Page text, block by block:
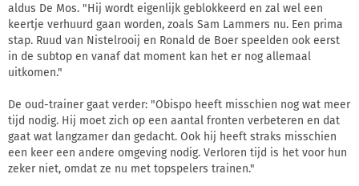
aldus De Mos. "Hij wordt eigenlijk geblokkeerd en zal wel een
keertje verhuurd gaan worden, zoals Sam Lammers nu. Een prima
stap. Ruud van Nistelrooij en Ronald de Boer speelden ook eerst
in de subtop en vanaf dat moment kan het er nog allemaal
uitkomen."
De oud-trainer gaat verder: "Obispo heeft misschien nog wat meer
tijd nodig. Hij moet zich op een aantal fronten verbeteren en dat
gaat wat langzamer dan gedacht. Ook hij heeft straks misschien
een keer een andere omgeving nodig. Verloren tijd is het voor hun
zeker niet, omdat ze nu met topspelers trainen."